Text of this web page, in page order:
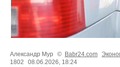
Александр Мур © Babr24.com
1802
08.06.2026, 18:24